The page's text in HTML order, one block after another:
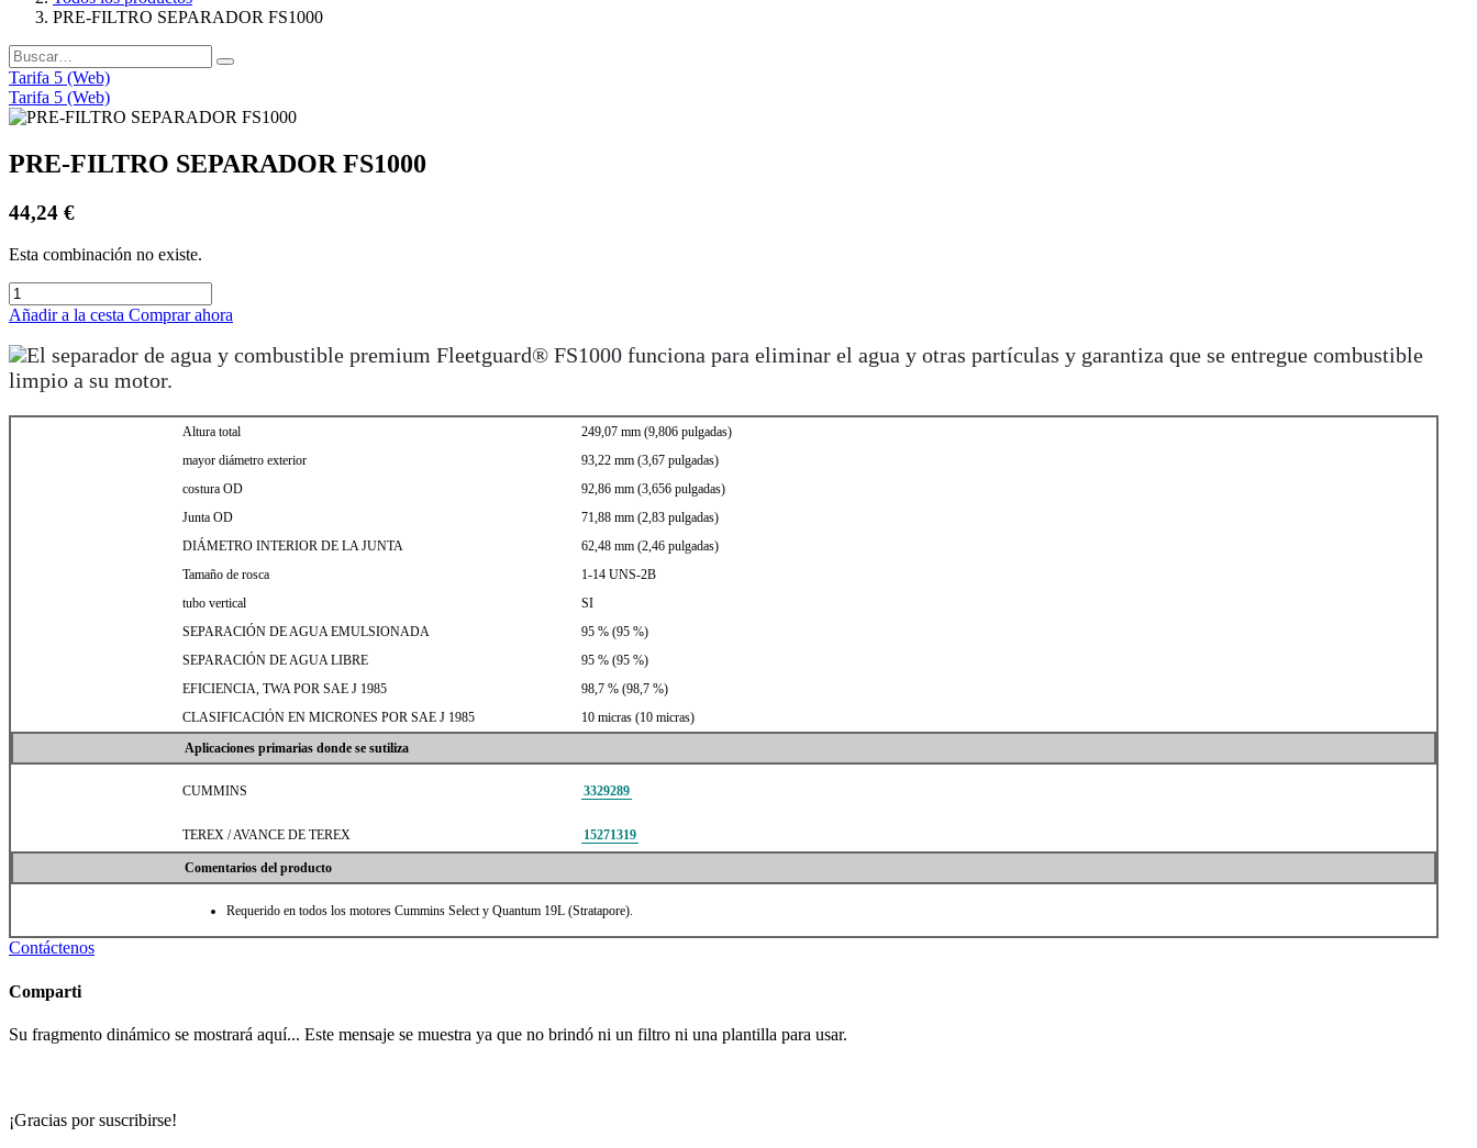
PRE-FILTRO SEPARADOR FS1000
Tarifa 5 (Web)
Tarifa 5 (Web)
PRE-FILTRO SEPARADOR FS1000
44,24 €
Esta combinación no existe.
Añadir a la cesta Comprar ahora
El separador de agua y combustible premium Fleetguard® FS1000 funciona para eliminar el agua y otras partículas y garantiza que se entregue combustible
limpio a su motor.
Altura total
249,07 mm (9,806 pulgadas)
mayor diámetro exterior
93,22 mm (3,67 pulgadas)
costura OD
92,86 mm (3,656 pulgadas)
Junta OD
71,88 mm (2,83 pulgadas)
DIÁMETRO INTERIOR DE LA JUNTA
62,48 mm (2,46 pulgadas)
Tamaño de rosca
1-14 UNS-2B
tubo vertical
SI
SEPARACIÓN DE AGUA EMULSIONADA
95 % (95 %)
SEPARACIÓN DE AGUA LIBRE
95 % (95 %)
EFICIENCIA, TWA POR SAE J 1985
98,7 % (98,7 %)
CLASIFICACIÓN EN MICRONES POR SAE J 1985
10 micras (10 micras)
Aplicaciones primarias donde se sutiliza
CUMMINS 3329289
TEREX / AVANCE DE TEREX 15271319
Comentarios del producto
Requerido en todos los motores Cummins Select y Quantum 19L (Stratapore).
Contáctenos
Comparti
Su fragmento dinámico se mostrará aquí... Este mensaje se muestra ya que no brindó ni un filtro ni una plantilla para usar.
¡Gracias por suscribirse!